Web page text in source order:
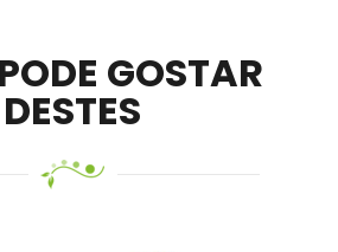
GOSTAR
DESTES